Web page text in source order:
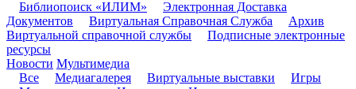
Библиопоиск «ИЛИМ»
Электронная Доставка
Документов
Виртуальная Справочная Служба
Архив
Виртуальной справочной службы
Подписные электронные
ресурсы
Новости Мультимедиа
Все
Медиагалерея Виртуальные выставки
Игры